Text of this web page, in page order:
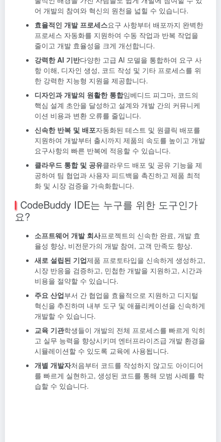
어 개발의 참여와 혁신의 원천을 넓힐 수 있습니다.
효율적인 개발 프로세스요구 사항부터 배포까지 완벽한
프로세스 자동화를 지원하여 수동 작업과 반복 작업을
줄이고 개발 효율성을 크게 개선합니다.
강력한 AI 기반다양한 고급 AI 모델을 통합하여 요구 사
항 이해, 디자인 생성, 코드 작성 및 기타 프로세스를 위
한 강력한 지능형 지원을 제공합니다.
디자인과 개발의 원활한 통합임베디드 피그마, 코드의
핵심 설계 초안을 달성하고 설계와 개발 간의 커뮤니케
이션 비용과 변환 오류를 줄입니다.
신속한 반복 및 배포자동화된 테스트 및 원클릭 배포를
지원하여 개발부터 출시까지 제품의 속도를 높이고 개발
요구사항의 빠른 반복에 적응할 수 있습니다.
클라우드 통합 및 공유클라우드 배포 및 공유 기능을 제
공하여 팀 협업과 사용자 피드백을 촉진하고 제품 최적
화 및 시장 검증을 가속화합니다.
CodeBuddy IDE는 누구를 위한 도구인가
요?
소프트웨어 개발 회사프로젝트의 신속한 완료, 개발 효
율성 향상, 비전문가의 개발 참여, 고객 만족도 향상.
새로 설립된 기업제품 프로토타입을 신속하게 생성하고,
시장 반응을 검증하고, 민첩한 개발을 지원하고, 시간과
비용을 절약할 수 있습니다.
주요 산업부서 간 협업을 효율적으로 지원하고 디지털
혁신을 추진하며 내부 도구 및 애플리케이션을 신속하게
개발할 수 있습니다.
교육 기관학생들이 개발의 전체 프로세스를 빠르게 익히
고 실무 능력을 향상시키며 엔터프라이즈급 개발 환경을
시뮬레이션할 수 있도록 교육에 사용됩니다.
개별 개발자처음부터 코드를 작성하지 않고도 아이디어
를 빠르게 실현하고, 생성된 코드를 통해 모범 사례를 학
습할 수 있습니다.